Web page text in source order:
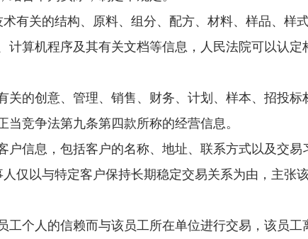
关的结构、原料、组分、配方、材料、样品、样
计算机程序及其有关文档等信息，人民法院可以认
的创意、管理、销售、财务、计划、样本、招投标
当竞争法第九条第四款所称的经营信息。
信息，包括客户的名称、地址、联系方式以及交易
以与特定客户保持长期稳定交易关系为由，主张
个人的信赖而与该员工所在单位进行交易，该员工